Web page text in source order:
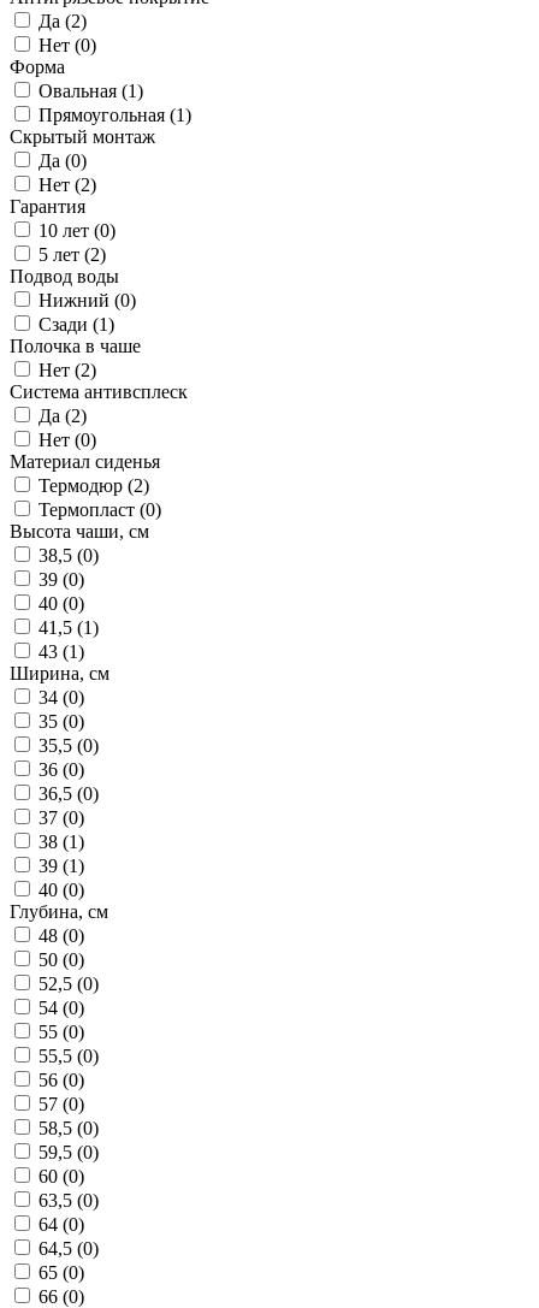
Да (2)
Нет (0)
Форма
Овальная (1)
Прямоугольная (1)
Скрытый монтаж
Да (0)
Нет (2)
Гарантия
10 лет (0)
5 лет (2)
Подвод воды
Нижний (0)
Сзади (1)
Полочка в чаше
Нет (2)
Система антивсплеск
Да (2)
Нет (0)
Материал сиденья
Термодюр (2)
Термопласт (0)
Высота чаши, см
38,5 (0)
39 (0)
40 (0)
41,5 (1)
43 (1)
Ширина, см
34 (0)
35 (0)
35,5 (0)
36 (0)
36,5 (0)
37 (0)
38 (1)
39 (1)
40 (0)
Глубина, см
48 (0)
50 (0)
52,5 (0)
54 (0)
55 (0)
55,5 (0)
56 (0)
57 (0)
58,5 (0)
59,5 (0)
60 (0)
63,5 (0)
64 (0)
64,5 (0)
65 (0)
66 (0)